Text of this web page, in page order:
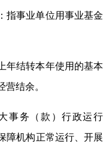
指事业单位用事业基金
年结转本年使用的基本
结余。
事务（款）行政运行
障机构正常运行、开展